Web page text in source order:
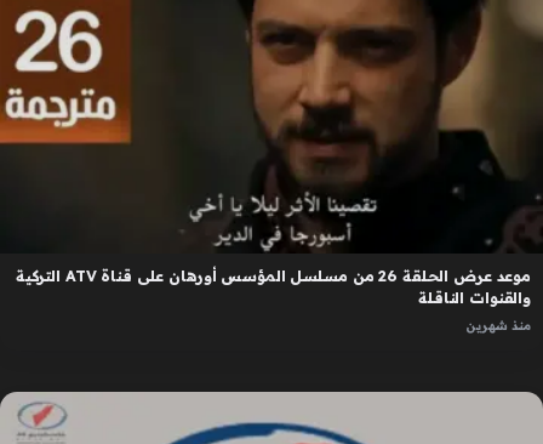
موعد عرض الحلقة 26 من مسلسل المؤسس أورهان على قناة ATV التركية
والقنوات الناقلة
منذ شهرين